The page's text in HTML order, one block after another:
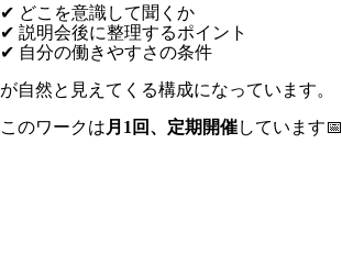
✔ どこを意識して聞くか
✔ 説明会後に整理するポイント
✔ 自分の働きやすさの条件
が自然と見えてくる構成になっています。
このワークは月1回、定期開催しています📅